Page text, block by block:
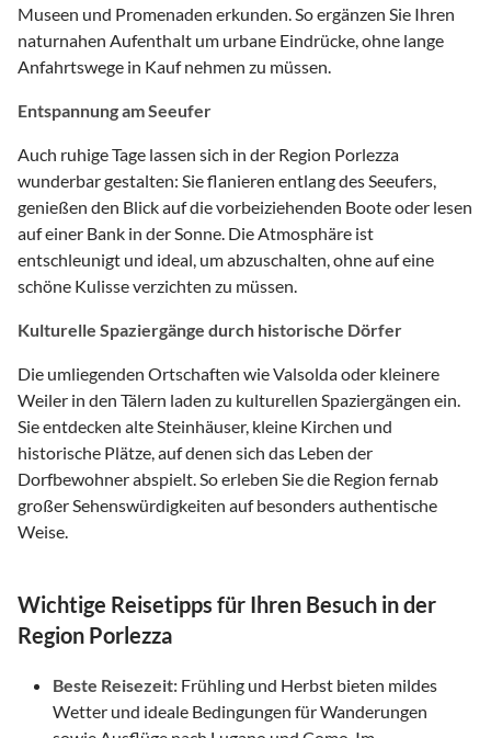
Museen und Promenaden erkunden. So ergänzen Sie Ihren
naturnahen Aufenthalt um urbane Eindrücke, ohne lange
Anfahrtswege in Kauf nehmen zu müssen.
Entspannung am Seeufer
Auch ruhige Tage lassen sich in der Region Porlezza
wunderbar gestalten: Sie flanieren entlang des Seeufers,
genießen den Blick auf die vorbeiziehenden Boote oder lesen
auf einer Bank in der Sonne. Die Atmosphäre ist
entschleunigt und ideal, um abzuschalten, ohne auf eine
schöne Kulisse verzichten zu müssen.
Kulturelle Spaziergänge durch historische Dörfer
Die umliegenden Ortschaften wie Valsolda oder kleinere
Weiler in den Tälern laden zu kulturellen Spaziergängen ein.
Sie entdecken alte Steinhäuser, kleine Kirchen und
historische Plätze, auf denen sich das Leben der
Dorfbewohner abspielt. So erleben Sie die Region fernab
großer Sehenswürdigkeiten auf besonders authentische
Weise.
Wichtige Reisetipps für Ihren Besuch in der
Region Porlezza
Beste Reisezeit: Frühling und Herbst bieten mildes
Wetter und ideale Bedingungen für Wanderungen